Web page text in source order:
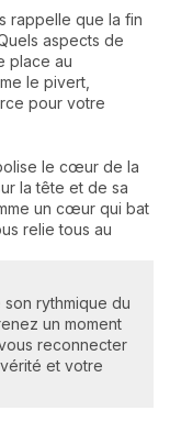
rappelle que la fin
aspects de
place au
le pivert,
pour votre
le cœur de la
la tête et de sa
un cœur qui bat
relie tous au
rythmique du
un moment
reconnecter
et votre